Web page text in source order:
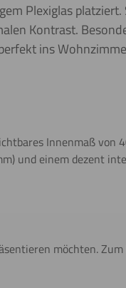
Plexiglas
Kontrast.
ins
Innenmaß von
und einem dezent
möchten. Zum